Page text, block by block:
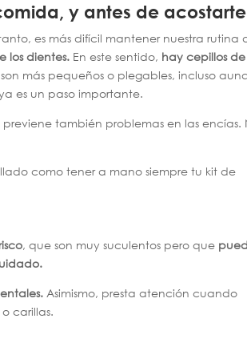
y antes de acostarte
es más difícil mantener nuestra rutina
los dientes. En este sentido, hay cepillos de
más pequeños o plegables, incluso
es un paso importante.
también problemas en las encías.
como tener a mano siempre tu kit de
, que son muy suculentos pero que
Asimismo, presta atención cuando
carillas.